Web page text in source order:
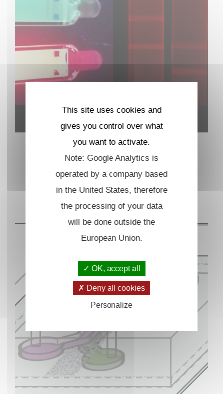
Détection in vitro de
biomolécules
EN SAVOIR PLUS
This site uses cookies and
gives you control over what
you want to activate.
Note: Google Analytics is
operated by a company based
in the United States, therefore
the processing of your data
will be done outside the
European Union.
OK, accept all
Deny all cookies
Personalize